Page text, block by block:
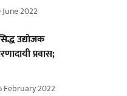
June 2022
उद्योजक
प्रवास;
February 2022